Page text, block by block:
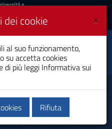
e
News
2021
×
cookie
al suo funzionamento,
su accetta cookies
di più leggi Informativa sui
Rifiuta